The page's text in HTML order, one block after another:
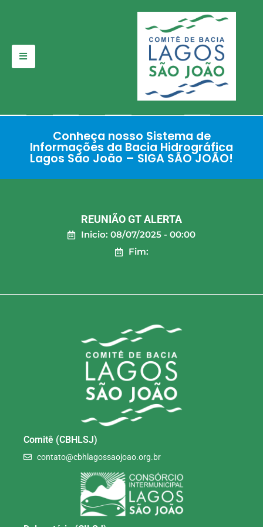
para
Conheça nosso Sistema de
Informações da Bacia Hidrográfica
Lagos São João – SIGA SÃO JOÃO!
REUNIÃO GT ALERTA
Inicio: 08/07/2025 - 00:00
Fim:
Comitê (CBHLSJ)
contato@cbhlagossaojoao.org.br